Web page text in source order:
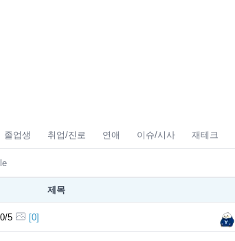
졸업생 취업/진로 연애 이슈/시사 재테크
제목
5 [0]